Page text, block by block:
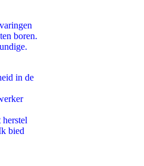
boren.
in de
bied